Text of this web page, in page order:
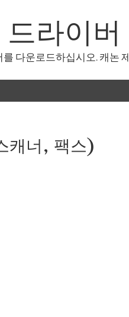
라이버
다운로드하십시오. 캐논
너, 팩스)